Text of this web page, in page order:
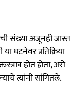
संख्या अजूनही जास्त
घटनेवर प्रतिक्रिया
होत होता, असे
त्यांनी सांगितले.